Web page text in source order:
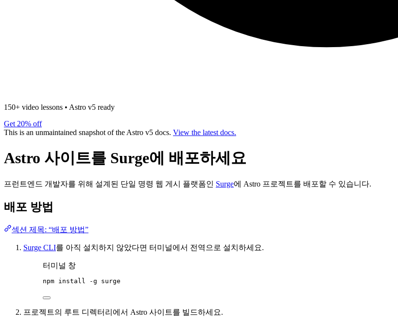
150+ video lessons • Astro v5 ready
Get 20% off
This is an unmaintained snapshot of the Astro v5 docs. View the latest docs.
Astro 사이트를 Surge에 배포하세요
프런트엔드 개발자를 위해 설계된 단일 명령 웹 게시 플랫폼인 Surge에 Astro 프로젝트를 배포할 수 있습니다.
배포 방법
섹션 제목: “배포 방법”
Surge CLI를 아직 설치하지 않았다면 터미널에서 전역으로 설치하세요.
터미널 창
npm install -g surge
프로젝트의 루트 디렉터리에서 Astro 사이트를 빌드하세요.